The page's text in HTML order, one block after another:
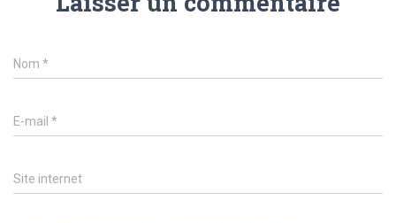
Nom *
E-mail *
Site internet